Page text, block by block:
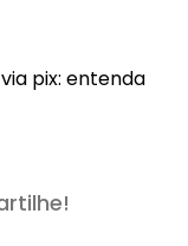
pix: entenda